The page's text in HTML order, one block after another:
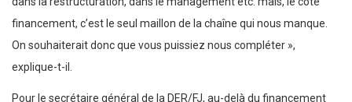
Pour le secrétaire général de la DER/FJ, au-delà du financement
aux entrepreneurs, ce partenariat pourra permettre à l’Etat d’avoir
plus de visibilité sur les véritables points d’achoppements que
rencontre le secteur privé national.